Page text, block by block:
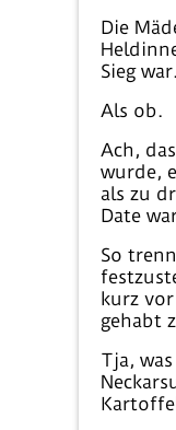
Die
Sieg
Als ob.
Ach,
wurde,
als zu
Date
So
kurz
gehabt
Tja,